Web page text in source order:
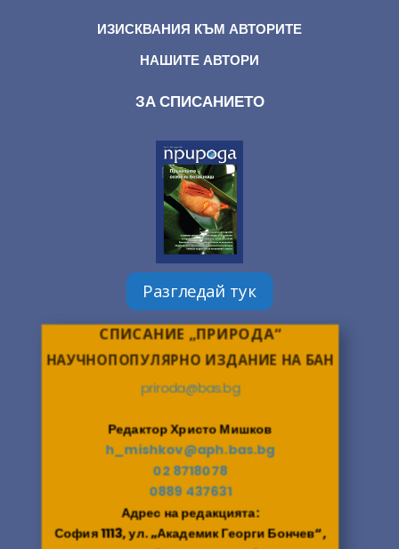
ИЗИСКВАНИЯ КЪМ АВТОРИТЕ
НАШИТЕ АВТОРИ
ЗА СПИСАНИЕТО
Разгледай тук
СПИСАНИЕ „ПРИРОДА“
НАУЧНОПОПУЛЯРНО ИЗДАНИЕ НА БАН
priroda@bas.bg
Редактор Христо Мишков
h_mishkov@aph.bas.bg
02 8718078
0889 437631
Адрес на редакцията:
София 1113, ул. „Академик Георги Бончев“,